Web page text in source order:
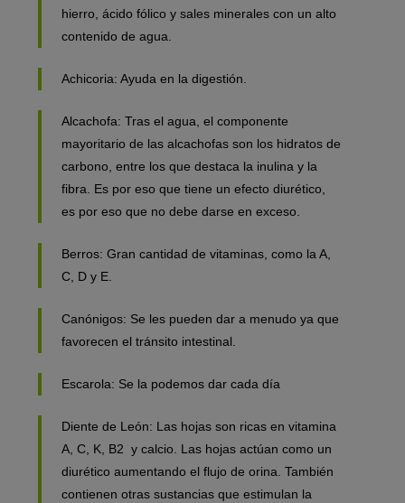
hierro, ácido fólico y sales minerales con un alto
contenido de agua.
Achicoria: Ayuda en la digestión.
Alcachofa: Tras el agua, el componente
mayoritario de las alcachofas son los hidratos de
carbono, entre los que destaca la inulina y la
fibra. Es por eso que tiene un efecto diurético,
es por eso que no debe darse en exceso.
Berros: Gran cantidad de vitaminas, como la A,
C, D y E.
Canónigos: Se les pueden dar a menudo ya que
favorecen el tránsito intestinal.
Escarola: Se la podemos dar cada día
Diente de León: Las hojas son ricas en vitamina
A, C, K, B2 y calcio. Las hojas actúan como un
diurético aumentando el flujo de orina. También
contienen otras sustancias que estimulan la